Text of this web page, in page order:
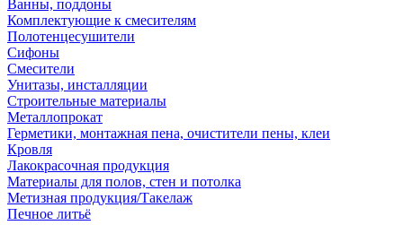
Ванны, поддоны
Комплектующие к смесителям
Полотенцесушители
Сифоны
Смесители
Унитазы, инсталляции
Строительные материалы
Металлопрокат
Герметики, монтажная пена, очистители пены, клеи
Кровля
Лакокрасочная продукция
Материалы для полов, стен и потолка
Метизная продукция/Такелаж
Печное литьё